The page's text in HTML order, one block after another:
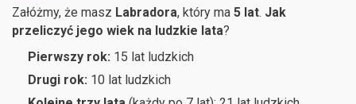
Załóżmy, że masz Labradora, który ma 5 lat. Jak
przeliczyć jego wiek na ludzkie lata?
Pierwszy rok: 15 lat ludzkich
Drugi rok: 10 lat ludzkich